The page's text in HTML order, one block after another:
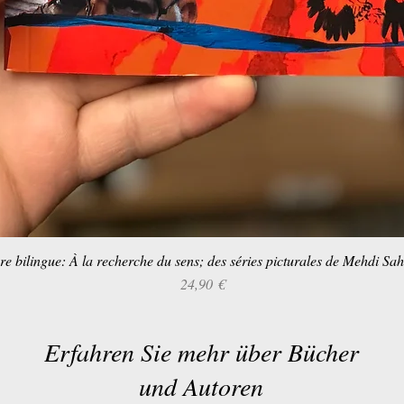
Schnellansicht
bilingue: À la recherche du sens; des séries picturales de Mehdi
Preis
24,90 €
Erfahren Sie mehr über Bücher
und Autoren